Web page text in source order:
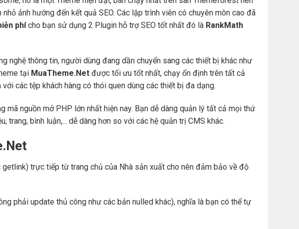
ảnh hướng đến kết quả SEO. Các lập trình viên có chuyên môn cao đã
phícho bạn sử dụng 2 Plugin hỗ trợ SEO tốt nhất đó là RankMath
nghệ thông tin, người dùng đang dần chuyển sang các thiết bị khác như
tại MuaTheme.Net được tối ưu tốt nhất, chạy ổn định trên tất cả
các tệp khách hàng có thói quen dùng các thiết bị đa dạng.
mã nguồn mở PHP lớn nhất hiện nay. Bạn dễ dàng quản lý tất cả mọi thứ
trang, bình luận,... dễ dàng hơn so với các hệ quản trị CMS khác.
trực tiếp từ trang chủ của Nhà sản xuất cho nên đảm bảo về độ
phải update thủ công như các bản nulled khác), nghĩa là bạn có thể tự